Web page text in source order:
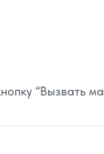
“Вызвать